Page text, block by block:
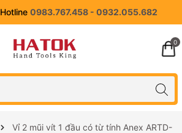
Hotline 0983.767.458 - 0932.055.682
0
Vỉ 2 mũi vít 1 đầu có từ tính Anex ARTD-